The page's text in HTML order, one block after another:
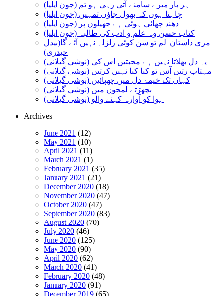
ہر بار میرے سامنے آتی رہی ہو تم (جون ایلیا)
چاہتا ہوں کہ بھول جاؤں تمہیں (جون ایلیا)
دھند چھائی ہوئی ہے جھیلوں پر (جون ایلیا)
کتاب حسن وہ علم و ادب کی طالبہ (جون ایلیا)
مری داستان الم تو سن کوئی زلزلہ نہیں آئے گا(بیدل
حیدری)
یہ دل بھلاتا نہیں ہے محبتیں اس کی (نوشی گیلانی)
مہتاب رتیں آئیں تو کیا کیا نہیں کرتیں (نوشی گیلانی)
کہاں تک خیمۂ دل میں چھپائیں (نوشی گیلانی)
بچھڑتے لمحوں میں (نوشی گیلانی)
ہوا کو آوارہ کہنے والو (نوشی گیلانی)
Archives
June 2021 (12)
May 2021 (10)
April 2021 (11)
March 2021 (1)
February 2021 (35)
January 2021 (21)
December 2020 (18)
November 2020 (47)
October 2020 (47)
September 2020 (83)
August 2020 (70)
July 2020 (46)
June 2020 (125)
May 2020 (90)
April 2020 (62)
March 2020 (41)
February 2020 (48)
January 2020 (91)
December 2019 (65)